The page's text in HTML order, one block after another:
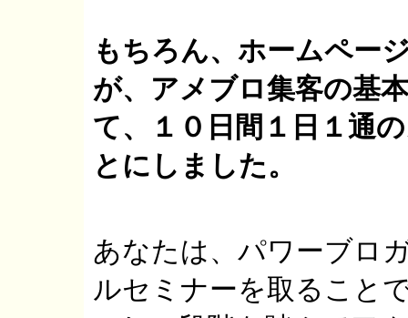
もちろん、ホームペー
が、アメブロ集客の基
て、１０日間１日１通
とにしました。
あなたは、パワーブロ
ルセミナーを取ること